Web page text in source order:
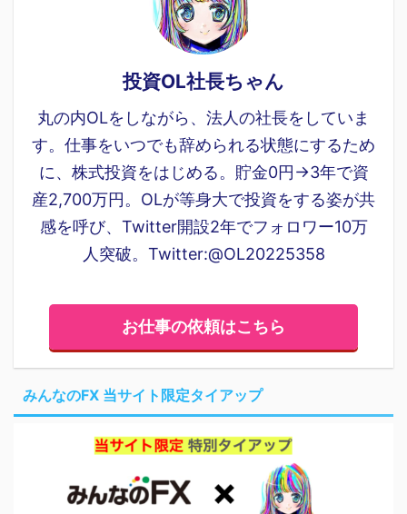
投資OL社長ちゃん
丸の内OLをしながら、法人の社長をしていま
す。仕事をいつでも辞められる状態にするため
に、株式投資をはじめる。貯金0円→3年で資
産2,700万円。OLが等身大で投資をする姿が共
感を呼び、Twitter開設2年でフォロワー10万
人突破。Twitter:@OL20225358
お仕事の依頼はこちら
みんなのFX 当サイト限定タイアップ